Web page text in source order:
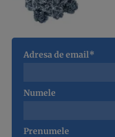
Adresa de email*
Numele
Prenumele